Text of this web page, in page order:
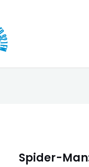
Spider-